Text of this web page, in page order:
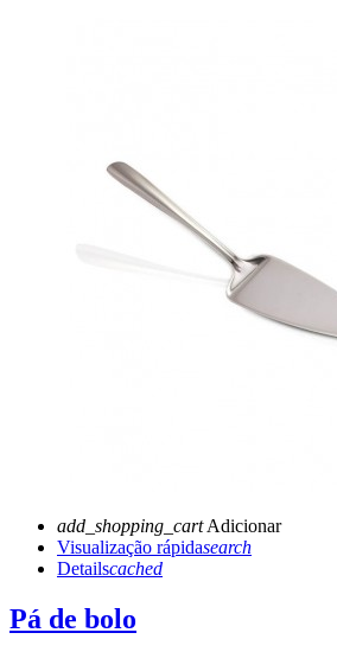
add_shopping_cartAdicionar
Visualização rápidasearch
Detailscached
Pá de bolo